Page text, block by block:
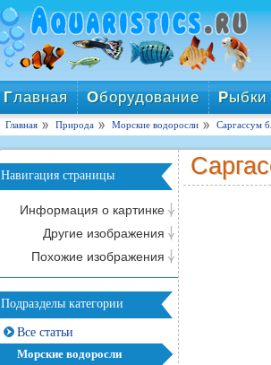
Главная Оборудование Рыбки
Главная Природа Морские водоросли Саргассум
Навигация страницы
Информация о картинке
Другие изображения
Похожие изображения
Подразделы категории
Все статьи
Морские водоросли